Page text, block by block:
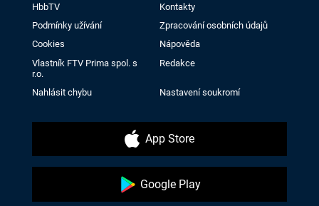
HbbTV
Kontakty
Podmínky užívání
Zpracování osobních údajů
Cookies
Nápověda
Vlastník FTV Prima spol. s
r.o.
Redakce
Nahlásit chybu Nastavení soukromí
App Store
Google Play